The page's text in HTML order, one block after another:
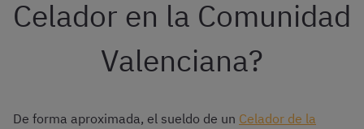
Celador en la Comunidad
Valenciana?
De forma aproximada, el sueldo de un Celador de la